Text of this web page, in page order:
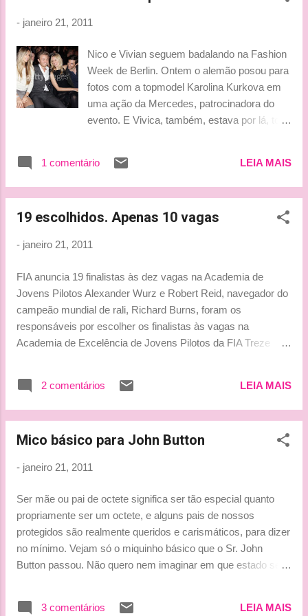
nisso!!! Eu jurava que a audiência da últ...
veículos usados na nova versão de ‘Tron – O Legado’ e em
‘Capitão América’. Com a experiência de Simon em grandes
trabalhos, Kolles não poupou elogios ao novo funcionário.
“Contratar Daniel Simon para ser o responsável pelo design
da nova identidade visual da equipe é uma grande notícia
para todos. Tentar achar palavras para descrevê-lo...
- janeiro 21, 2011
Nico e Vivian seguem badalando na Fashion
Week de Berlin. Ontem o alemão posou para
fotos com a topmodel Karolina Kurkova em
uma ação da Mercedes, patrocinadora do
evento. E Vivica, também, estava por lá, toda
com a mini. Muito previsível! Mas, amei o
botão! Sempre gostei dessas botas She-Ha!
casalzinho marcou presença na Fashion
fina é outra coisa... Noto que Vivica não
discretos. Bem como, ela nunca viu um
prendedor de cabelo na vida. muahhh
(imagina, que o veneneno não ia pegar...
esse é o Octeto, oras! muahhh) By Lu
1 comentário LEIA MAIS
19 escolhidos. Apenas 10 vagas
- janeiro 21, 2011
FIA anuncia 19 finalistas às dez vagas na Academia de
Jovens Pilotos Alexander Wurz e Robert Reid, navegador do
campeão mundial de rali, Richard Burns, foram os
responsáveis por escolher os finalistas às vagas na
Academia de Excelência de Jovens Pilotos da FIA Treze
Academia de Excelência de Jovens Pilotos da FIA, criada
pela entidade que regula o automobilismo como forma de
tenham entre 17 e 23 anos, o programa visa dar pelo menos
Central, do Norte e do Sul; Europa Ocidental e do Norte;
Oceania. Apesar da tradição no cenário automobilístico
mundial, a América Latina não teve nenhum representante
entre os 19 finalistas do programa. Alexander Wurz e Robert
Reid, navegador do campeão mundial do WRC em 2001,
Richard Burn...
2 comentários LEIA MAIS
Mico básico para John Button
- janeiro 21, 2011
Ser mãe ou pai de octete significa ser tão especial quanto
propriamente ser um octete, e alguns pais de nossos
protegidos são realmente queridos e carismáticos, para dizer
no mínimo. Vejam só o miquinho básico que o Sr. John
Button passou. Não quero nem imaginar em que estado se
3 comentários LEIA MAIS